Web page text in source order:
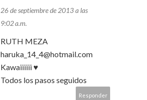
26 de septiembre de 2013 a las
9:02 a.m.
RUTH MEZA
haruka_14_4@hotmail.com
Kawaiiiiii ♥
Todos los pasos seguidos
Responder